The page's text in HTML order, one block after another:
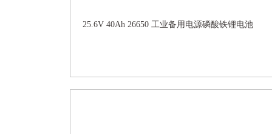
25.6V 40Ah 26650 工业备用电源磷酸铁锂电池